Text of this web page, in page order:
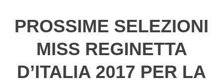
PROSSIME SELEZIONI
MISS REGINETTA
D’ITALIA 2017 PER LA